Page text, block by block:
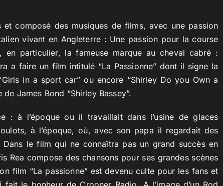
composé des musiques de films, avec une passion
vivant en Angleterre : Une passion pour la course
en particulier, la fameuse marque au cheval cabré :
a faire un film intitulé “La Passionne” dont il signe la
in a sport car” ou encore “Shirley Do you Own a
James Bond “Shirley Bassey”.
: à l’époque ou il travaillait dans l’usine de glaces
à l’époque, où, avec son papa il regardait des
le film qui ne connaîtra pas un grand succès en
Rea compose des chansons pour ses grandes scènes
film “La passionne” est devenu culte pour les fans et